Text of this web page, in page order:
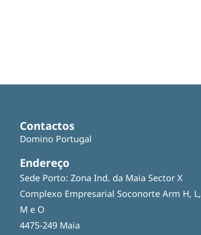
Contactos
Domino Portugal
Endereço
Sede Porto: Zona Ind. da Maia Sector X
Complexo Empresarial Soconorte Arm H, L,
M e O
4475-249 Maia